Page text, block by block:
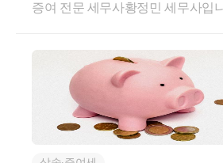
항 1. 토지/건물에만 적용되므로
유특별공제 적용 양도소득금액 산
☞ [5] Step - 5
관리처분계획인가 전 / 후 양도소
증여 전문 세무사황정민 세무사입
포 미도1차 아파트) 에 대한투자/세
들에 대하여설명드리는 시간을 가
다.정리된 글은블로그에 포스팅하
주구 및 3주구 [ 래미안 트리니원 ,
관리처분계획인가 후 준공 전 [ 반
]반포 3주구 [래미안 트리니원] / 반